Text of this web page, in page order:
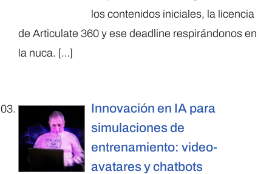
los contenidos iniciales, la licencia
de Articulate 360 y ese deadline respirándonos en
la nuca. […]
Innovación en IA para
simulaciones de
entrenamiento: video-
avatares y chatbots